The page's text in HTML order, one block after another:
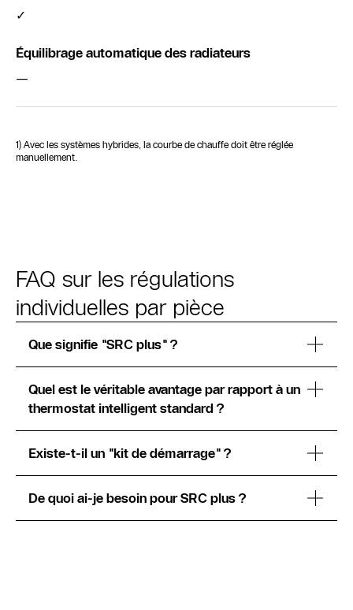
✓
Équilibrage automatique des radiateurs
—
1) Avec les systèmes hybrides, la courbe de chauffe doit être réglée
manuellement.
FAQ sur les régulations
individuelles par pièce
Que signifie "SRC plus" ?
Quel est le véritable avantage par rapport à un
thermostat intelligent standard ?
Existe-t-il un "kit de démarrage" ?
De quoi ai-je besoin pour SRC plus ?